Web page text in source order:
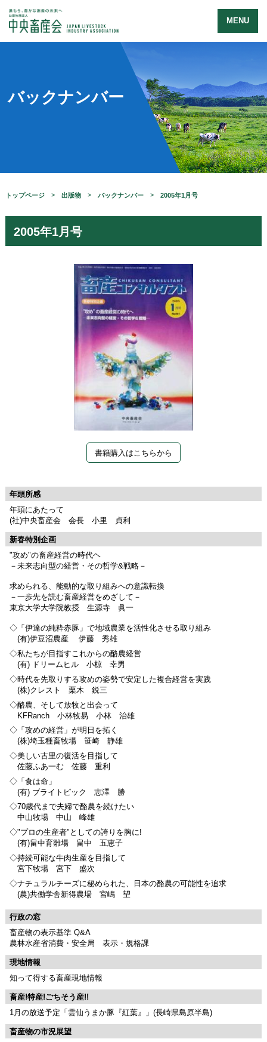
MENU
バックナンバー
トップページ 出版物 バックナンバー 2005年1月号
2005年1月号
書籍購入はこちらから
年頭所感
年頭にあたって
(社)中央畜産会 会長 小里 貞利
新春特別企画
"攻め"の畜産経営の時代ヘ
－未来志向型の経営・その哲学&戦略－
求められる、能動的な取り組みへの意識転換
－一歩先を読む畜産経営をめざして－
東京大学大学院教授 生源寺 眞一
◇「伊達の純粋赤豚」で地域農業を活性化させる取り組み
(有)伊豆沼農産 伊藤 秀雄
◇私たちが目指すこれからの酪農経営
(有) ドリームヒル 小椋 幸男
◇時代を先取りする攻めの姿勢で安定した複合経営を実践
(株)クレスト 栗木 鋭三
◇酪農、そして放牧と出会って
KFRanch 小林牧易 小林 治雄
◇「攻めの経営」が明日を拓く
(株)埼玉種畜牧場 笹崎 静雄
◇美しい古里の復活を目指して
佐藤ふあ一む 佐藤 重利
◇「食は命」
(有) ブライトピック 志澤 勝
◇70歳代まで夫婦で酪農を続けたい
中山牧場 中山 峰雄
◇"プロの生産者"としての誇りを胸に!
(有)畠中育雛場 畠中 五恵子
◇持続可能な牛肉生産を目指して
宮下牧場 宮下 盛次
◇ナチュラルチーズに秘められた、日本の酪農の可能性を追求
(農)共働学舎新得農場 宮嶋 望
行政の窓
畜産物の表示基準 Q&A
農林水産省消費・安全局 表示・規格課
現地情報
知って得する畜産現地情報
畜産!特産!ごちそう産!!
1月の放送予定「雲仙うまか豚『紅葉』」(長崎県島原半島)
畜産物の市況展望